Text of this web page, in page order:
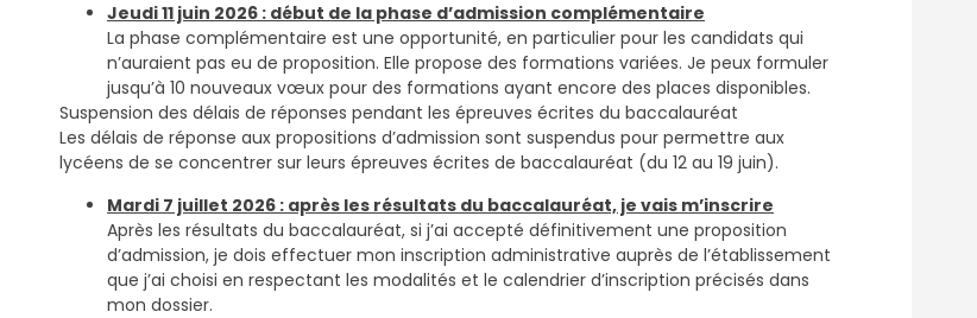
Jeudi 11 juin 2026 : début de la phase d’admission complémentaire
La phase complémentaire est une opportunité, en particulier pour les candidats qui
n’auraient pas eu de proposition. Elle propose des formations variées. Je peux formuler
jusqu’à 10 nouveaux vœux pour des formations ayant encore des places disponibles.
Suspension des délais de réponses pendant les épreuves écrites du baccalauréat
Les délais de réponse aux propositions d’admission sont suspendus pour permettre aux
lycéens de se concentrer sur leurs épreuves écrites de baccalauréat (du 12 au 19 juin).
Mardi 7 juillet 2026 : après les résultats du baccalauréat, je vais m’inscrire
Après les résultats du baccalauréat, si j’ai accepté définitivement une proposition
d’admission, je dois effectuer mon inscription administrative auprès de l’établissement
que j’ai choisi en respectant les modalités et le calendrier d’inscription précisés dans
mon dossier.